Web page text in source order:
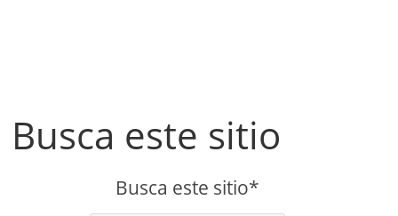
Busca este sitio
Busca este sitio*